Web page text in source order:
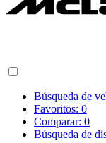
Búsqueda de
Favoritos: 0
Comparar: 0
Búsqueda de